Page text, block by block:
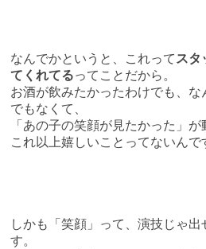
なんでかというと、これって スタ
てくれてるってことだから。
お酒が飲みたかったわけでも、
でもなくて、
「あの子の笑顔が見たかった」が
これ以上嬉しいことってないんで
しかも「笑顔」って、演技じゃ
す。